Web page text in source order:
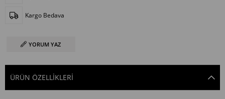
Kargo Bedava
YORUM YAZ
ÜRÜN ÖZELLIKLERI